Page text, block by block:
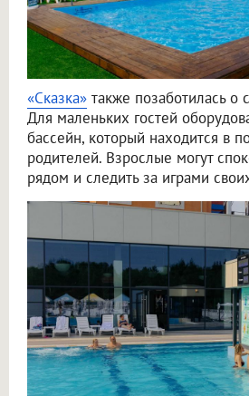
«Сказка» также позаботилась о
Для маленьких гостей
бассейн, который находится в
родителей. Взрослые могут
рядом и следить за играми